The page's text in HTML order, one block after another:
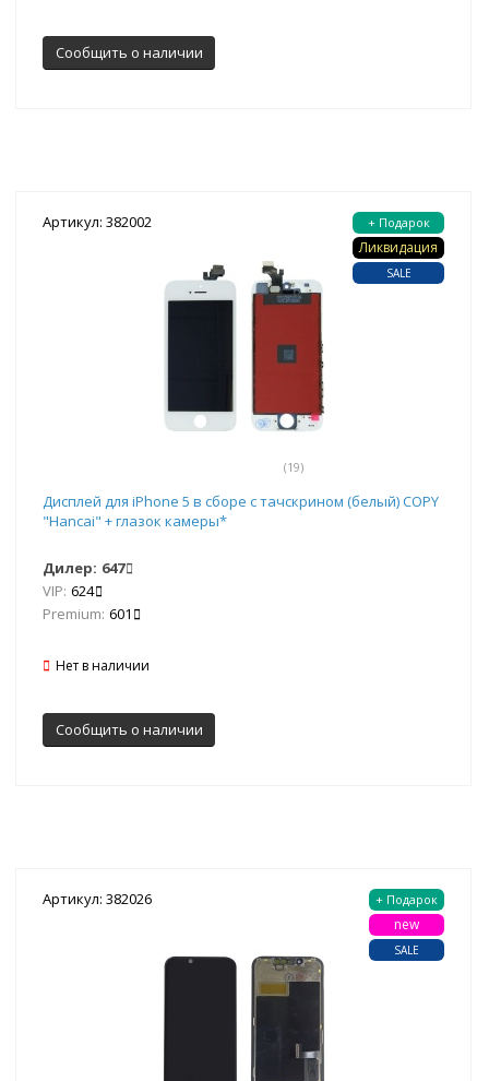
Сообщить о наличии
Артикул: 382002
(19)
+ Подарок
Ликвидация
SALE
Дисплей для iPhone 5 в сборе с тачскрином (белый) COPY
"Hancai" + глазок камеры*
Дилер: 647
VIP: 624
Premium: 601
Нет в наличии
Сообщить о наличии
Артикул: 382026 + Подарок
new
SALE